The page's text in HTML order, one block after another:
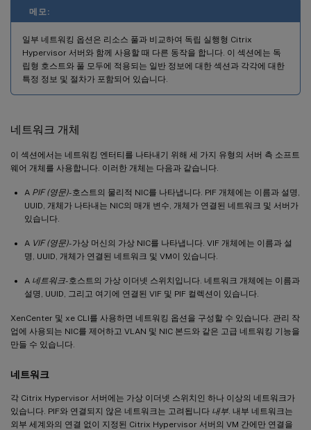
메모:
일부 네트워킹 옵션은 리소스 풀과 비교하여 독립 실행형 Citrix
Hypervisor 서버와 함께 사용할 때 다른 동작을 합니다. 이 섹션에는 독
립형 호스트와 풀 모두에 적용되는 일반 정보에 대한 섹션과 각각에 대한
특정 정보 및 절차가 포함되어 있습니다.
네트워크 개체
이 섹션에서는 네트워킹 엔터티를 나타내기 위해 세 가지 유형의 서버 측 소프트
웨어 개체를 사용합니다. 이러한 개체는 다음과 같습니다.
A PIF (영문)- 호스트의 물리적 NIC를 나타냅니다. PIF 개체에는 이름과 설명,
UUID, 개체가 나타내는 NIC의 매개 변수, 개체가 연결된 네트워크 및 서버가
있습니다.
A VIF (영문)- 가상 머신의 가상 NIC를 나타냅니다. VIF 개체에는 이름과 설
명, UUID, 개체가 연결된 네트워크 및 VM이 있습니다.
A 네트워크- 호스트의 가상 이더넷 스위치입니다. 네트워크 개체에는 이름과
설명, UUID, 그리고 여기에 연결된 VIF 및 PIF 컬렉션이 있습니다.
XenCenter 및 xe CLI를 사용하면 네트워킹 옵션을 구성할 수 있습니다. 관리 작
업에 사용되는 NIC를 제어하고 VLAN 및 NIC 본드와 같은 고급 네트워킹 기능을
만들 수 있습니다.
네트워크
각 Citrix Hypervisor 서버에는 가상 이더넷 스위치인 하나 이상의 네트워크가
있습니다. PIF와 연결되지 않은 네트워크는 고려됩니다 내부 . 내부 네트워크는
외부 세계와의 연결 없이 지정된 Citrix Hypervisor 서버의 VM 간에만 연결을